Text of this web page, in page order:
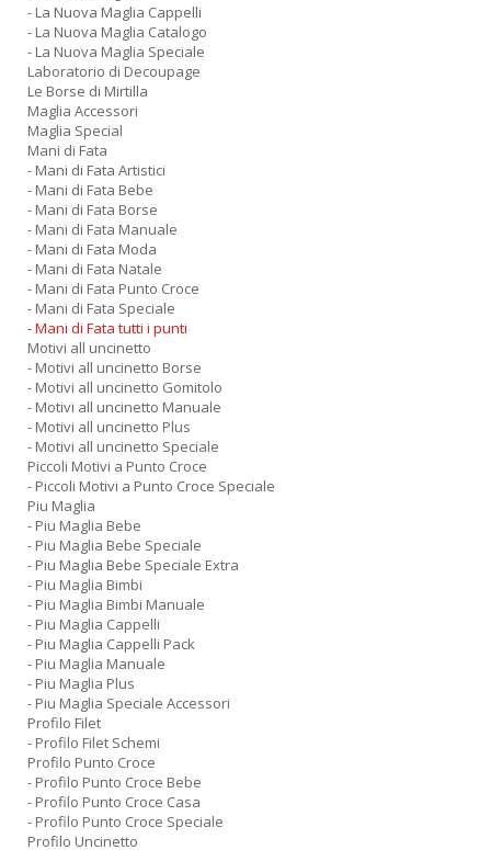
- La Nuova Maglia Cappelli
- La Nuova Maglia Catalogo
- La Nuova Maglia Speciale
Laboratorio di Decoupage
Le Borse di Mirtilla
Maglia Accessori
Maglia Special
Mani di Fata
- Mani di Fata Artistici
- Mani di Fata Bebe
- Mani di Fata Borse
- Mani di Fata Manuale
- Mani di Fata Moda
- Mani di Fata Natale
- Mani di Fata Punto Croce
- Mani di Fata Speciale
- Mani di Fata tutti i punti
Motivi all uncinetto
- Motivi all uncinetto Borse
- Motivi all uncinetto Gomitolo
- Motivi all uncinetto Manuale
- Motivi all uncinetto Plus
- Motivi all uncinetto Speciale
Piccoli Motivi a Punto Croce
- Piccoli Motivi a Punto Croce Speciale
Piu Maglia
- Piu Maglia Bebe
- Piu Maglia Bebe Speciale
- Piu Maglia Bebe Speciale Extra
- Piu Maglia Bimbi
- Piu Maglia Bimbi Manuale
- Piu Maglia Cappelli
- Piu Maglia Cappelli Pack
- Piu Maglia Manuale
- Piu Maglia Plus
- Piu Maglia Speciale Accessori
Profilo Filet
- Profilo Filet Schemi
Profilo Punto Croce
- Profilo Punto Croce Bebe
- Profilo Punto Croce Casa
- Profilo Punto Croce Speciale
Profilo Uncinetto